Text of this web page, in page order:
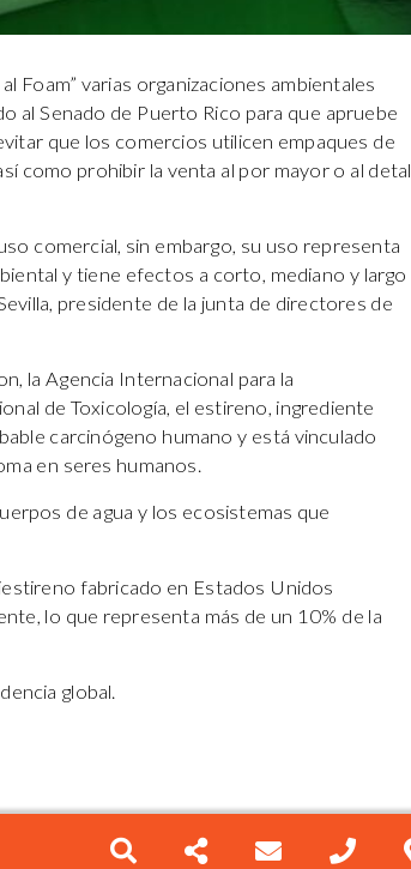
Foam” varias organizaciones ambientales
al Senado de Puerto Rico para que apruebe
que los comercios utilicen empaques de
como prohibir la venta al por mayor o al detal
comercial, sin embargo, su uso representa
y tiene efectos a corto, mediano y largo
presidente de la junta de directores de
la Agencia Internacional para la
de Toxicología, el estireno, ingrediente
carcinógeno humano y está vinculado
en seres humanos.
de agua y los ecosistemas que
fabricado en Estados Unidos
lo que representa más de un 10% de la
global.